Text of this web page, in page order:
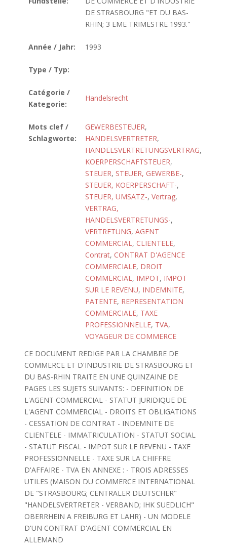
DE STRASBOURG "ET DU BAS-
RHIN; 3 EME TRIMESTRE 1993."
Année / Jahr: 1993
Type / Typ:
Catégorie /
Kategorie:
Handelsrecht
Mots clef /
Schlagworte:
GEWERBESTEUER,
HANDELSVERTRETER,
HANDELSVERTRETUNGSVERTRAG,
KOERPERSCHAFTSTEUER,
STEUER, STEUER, GEWERBE-,
STEUER, KOERPERSCHAFT-,
STEUER, UMSATZ-, Vertrag,
VERTRAG,
HANDELSVERTRETUNGS-,
VERTRETUNG, AGENT
COMMERCIAL, CLIENTELE,
Contrat, CONTRAT D'AGENCE
COMMERCIALE, DROIT
COMMERCIAL, IMPOT, IMPOT
SUR LE REVENU, INDEMNITE,
PATENTE, REPRESENTATION
COMMERCIALE, TAXE
PROFESSIONNELLE, TVA,
VOYAGEUR DE COMMERCE
CE DOCUMENT REDIGE PAR LA CHAMBRE DE
COMMERCE ET D'INDUSTRIE DE STRASBOURG ET
DU BAS-RHIN TRAITE EN UNE QUINZAINE DE
PAGES LES SUJETS SUIVANTS: - DEFINITION DE
L'AGENT COMMERCIAL - STATUT JURIDIQUE DE
L'AGENT COMMERCIAL - DROITS ET OBLIGATIONS
- CESSATION DE CONTRAT - INDEMNITE DE
CLIENTELE - IMMATRICULATION - STATUT SOCIAL
- STATUT FISCAL - IMPOT SUR LE REVENU - TAXE
PROFESSIONNELLE - TAXE SUR LA CHIFFRE
D'AFFAIRE - TVA EN ANNEXE : - TROIS ADRESSES
UTILES (MAISON DU COMMERCE INTERNATIONAL
DE "STRASBOURG; CENTRALER DEUTSCHER"
"HANDELSVERTRETER - VERBAND; IHK SUEDLICH"
OBERRHEIN A FREIBURG ET LAHR) - UN MODELE
D'UN CONTRAT D'AGENT COMMERCIAL EN
ALLEMAND